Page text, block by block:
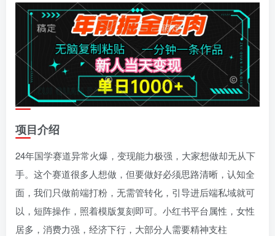
项目介绍
24年国学赛道异常火爆，变现能力极强，大家想做却无从下
手。这个赛道很多人想做，但要做好必须思路清晰，认知全
面，我们只做前端打粉，无需管转化，引导进后端私域就可
以，短阵操作，照着模版复刻即可。小红书平台属性，女性
居多，消费力强，经济下行，大部分人需要精神支柱